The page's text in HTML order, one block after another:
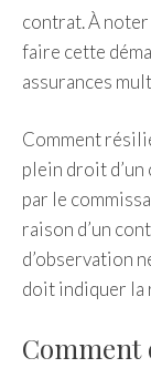
contrat. À
faire cette
assurances
Comment
plein droit
par le
raison d’un
d’observation
doit indiquer la
Comment